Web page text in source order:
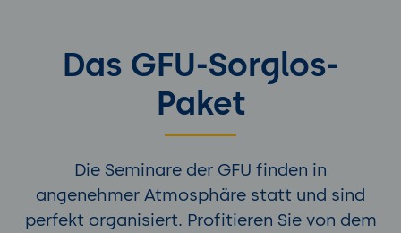
Das GFU-Sorglos-
Paket
Die Seminare der GFU finden in
angenehmer Atmosphäre statt und sind
perfekt organisiert. Profitieren Sie von dem